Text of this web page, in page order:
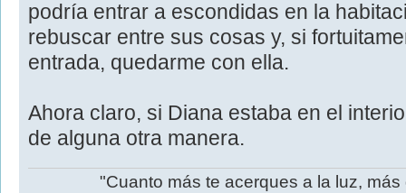
podría entrar a escondidas en la
rebuscar entre sus cosas y, si
entrada, quedarme con ella.
Ahora claro, si Diana estaba en el
de alguna otra manera.
"Cuanto más te acerques a la luz,